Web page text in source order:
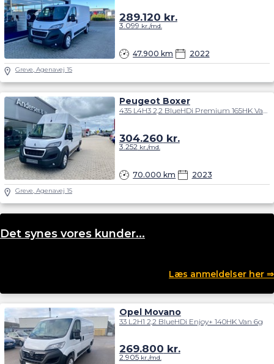
47.900 km 2022
289.120 kr.
3.099 kr./md.
Greve, Agenavej 15
Peugeot Boxer
435 L4H3 2,2 BlueHDi Premium 165HK Van 6g
70.000 km 2023
304.260 kr.
3.252kr./md.
Greve, Agenavej 15
Det synes vores kunder...
Læs anmeldelser her ⇒
Opel Movano
33 L2H1 2,2 BlueHDi Enjoy+ 140HK Van 6g
269.800 kr.
2.905kr./md.